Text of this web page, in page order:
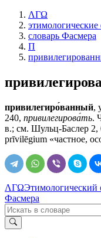
ΛΓΩ
этимологические
словарь Фасмера
П
привилегиро́ванный,
240, привилегирова́ть.
в.; см. Шульц-Баслер 2,
prīvilēgium «частное,
ΛΓΩЭтимологический
Фасмера